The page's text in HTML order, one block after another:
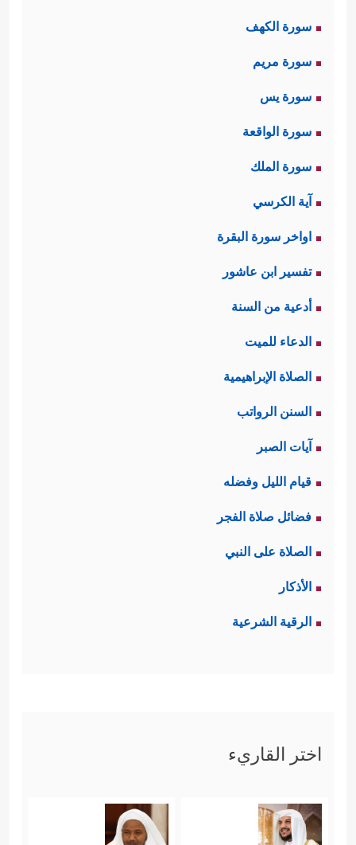
سورة الكهف
سورة مريم
سورة يس
سورة الواقعة
سورة الملك
آية الكرسي
اواخر سورة البقرة
تفسير ابن عاشور
أدعية من السنة
الدعاء للميت
الصلاة الإبراهيمية
السنن الرواتب
آيات الصبر
قيام الليل وفضله
فضائل صلاة الفجر
الصلاة على النبي
الأذكار
الرقية الشرعية
اختر القاريء